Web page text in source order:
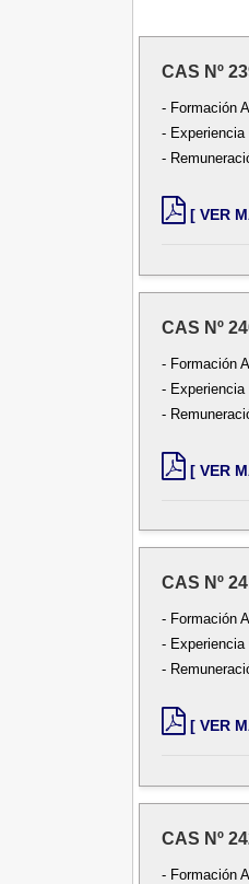
CAS Nº
- Formación
- Experiencia
-
[ VER
CAS Nº
- Formación
- Experiencia
-
[ VER
CAS Nº
- Formación
- Experiencia
-
[ VER
CAS Nº
- Formación